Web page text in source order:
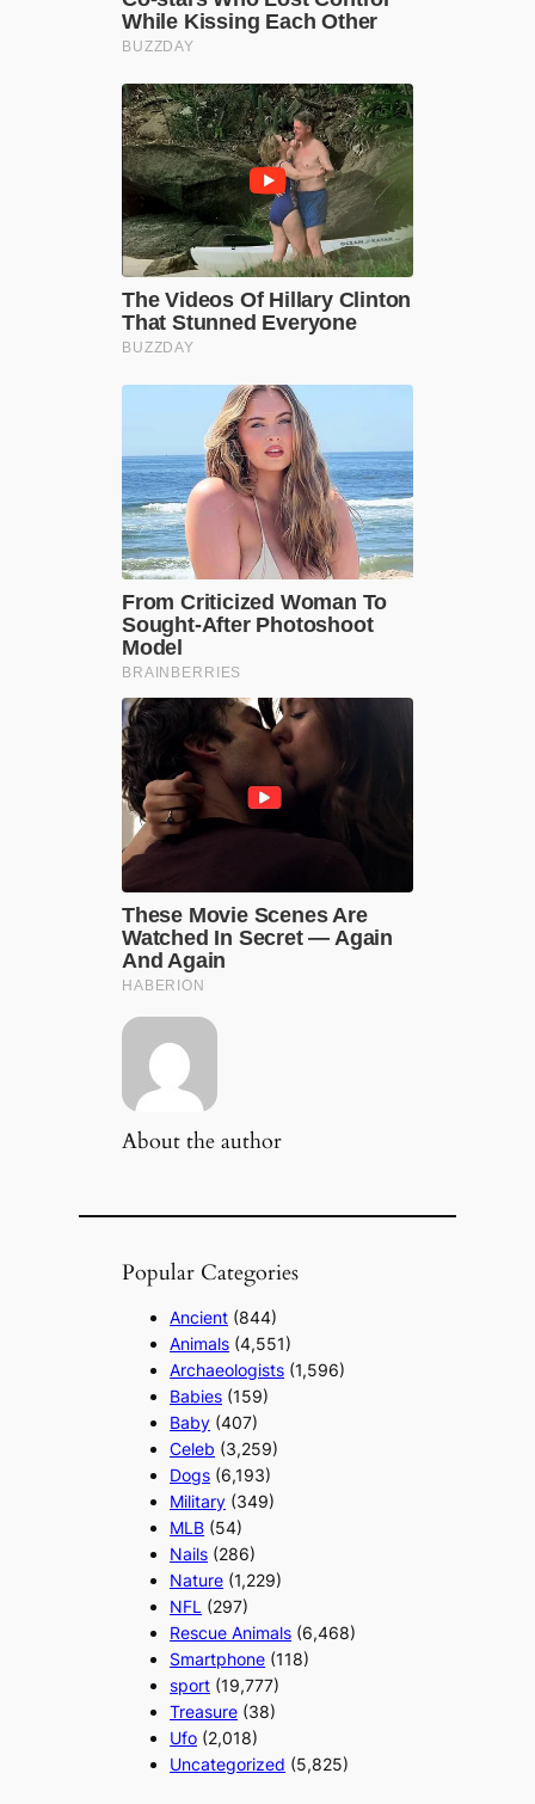
About the author
Popular Categories
Ancient (844)
Animals (4,551)
Archaeologists (1,596)
Babies (159)
Baby (407)
Celeb (3,259)
Dogs (6,193)
Military (349)
MLB (54)
Nails (286)
Nature (1,229)
NFL (297)
Rescue Animals (6,468)
Smartphone (118)
sport (19,777)
Treasure (38)
Ufo (2,018)
Uncategorized (5,825)